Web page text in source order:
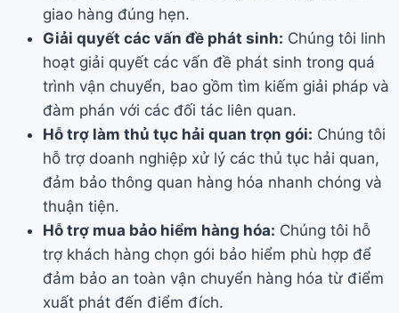
giao hàng đúng hẹn.
Giải quyết các vấn đề phát sinh: Chúng tôi linh
hoạt giải quyết các vấn đề phát sinh trong quá
trình vận chuyển, bao gồm tìm kiếm giải pháp và
đàm phán với các đối tác liên quan.
Hỗ trợ làm thủ tục hải quan trọn gói: Chúng tôi
hỗ trợ doanh nghiệp xử lý các thủ tục hải quan,
đảm bảo thông quan hàng hóa nhanh chóng và
thuận tiện.
Hỗ trợ mua bảo hiểm hàng hóa: Chúng tôi hỗ
trợ khách hàng chọn gói bảo hiểm phù hợp để
đảm bảo an toàn vận chuyển hàng hóa từ điểm
xuất phát đến điểm đích.